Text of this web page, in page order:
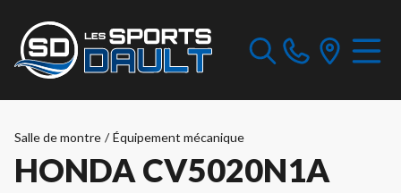
Salle de montre / Équipement mécanique
HONDA CV5020N1A